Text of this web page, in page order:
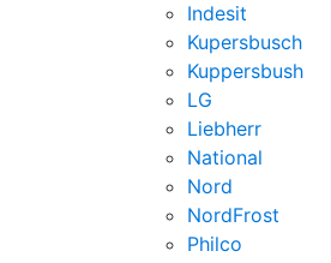
Indesit
Kupersbusch
Kuppersbush
LG
Liebherr
National
Nord
NordFrost
Philco